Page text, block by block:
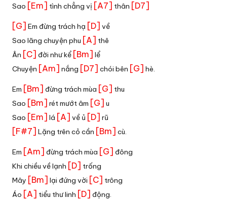
Sao [Em] tình chẳng vị [A7] thân [D7]
[G] Em đừng trách hạ [D] về
Sao lãng chuyện phu [A] thê
Ân [C] đời như kể [Bm] lể
Chuyện [Am] nắng [D7] chói bên [G] hè.
Em [Bm] đừng trách mùa [G] thu
Sao [Bm] rét mướt âm [G] u
Sao [Em] lá [A] về ủ [D] rũ
[F#7] Lặng trên cỏ cần [Bm] cù.
Em [Am] đừng trách mùa [G] đông
Khi chiều về lạnh [D] trống
Mây [Bm] lại đứng vời [C] trông
Áo [A] tiểu thư linh [D] động.